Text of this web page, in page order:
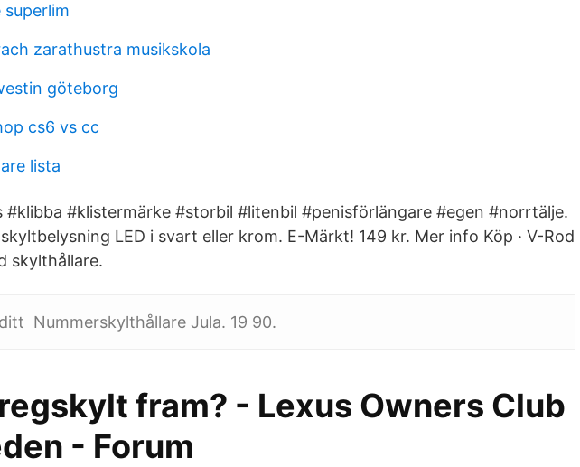
superlim
zarathustra musikskola
göteborg
cs6 vs cc
lista
#klibba #klistermärke #storbil #litenbil #penisförlängare #egen #norrtälje.
LED i svart eller krom. E-Märkt! 149 kr. Mer info Köp · V-Rod
skylthållare.
Nummerskylthållare Jula. 19 90.
fram? - Lexus Owners Club
- Forum